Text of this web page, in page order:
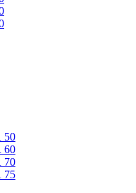
50
60
70
75